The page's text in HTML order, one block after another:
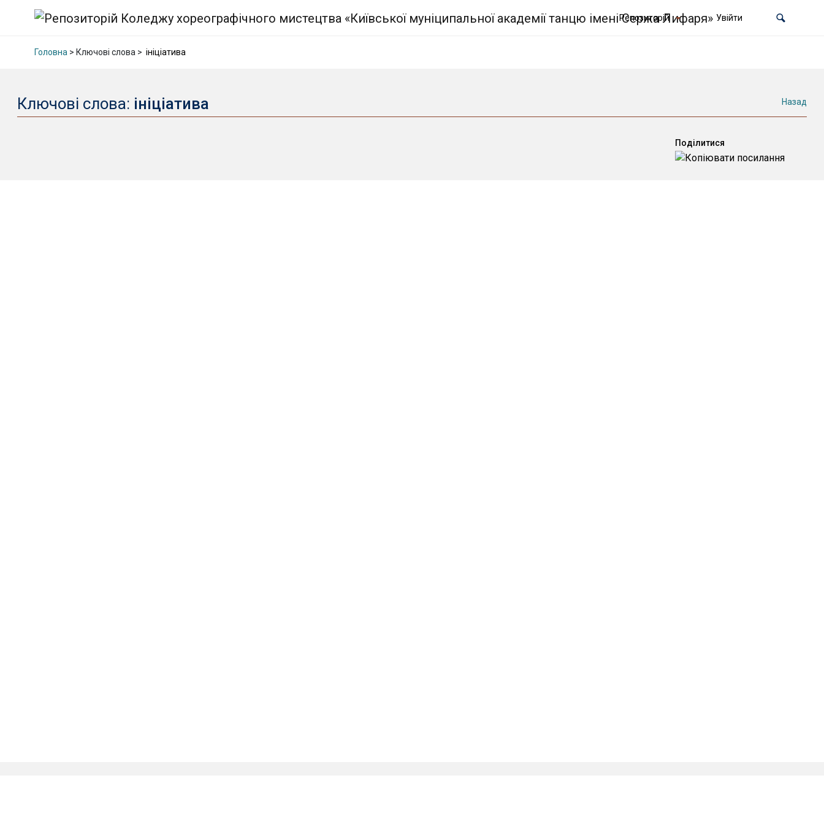
Репозиторій Увійти
Головна > Ключові слова > ініціатива
Ключові слова: ініціатива Назад
Поділитися